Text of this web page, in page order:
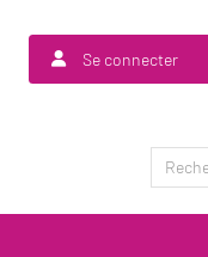
Se connecter